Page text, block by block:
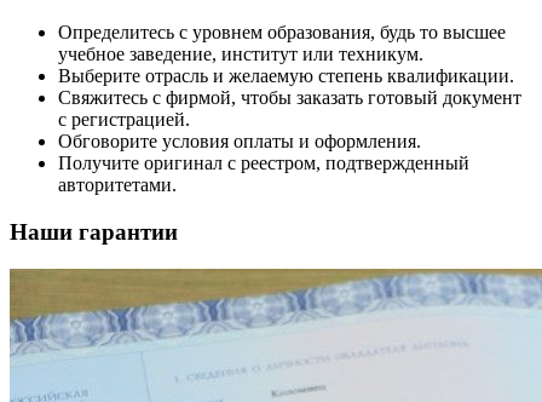
Определитесь с уровнем образования, будь то высшее
учебное заведение, институт или техникум.
Выберите отрасль и желаемую степень квалификации.
Свяжитесь с фирмой, чтобы заказать готовый документ
с регистрацией.
Обговорите условия оплаты и оформления.
Получите оригинал с реестром, подтвержденный
авторитетами.
Наши гарантии